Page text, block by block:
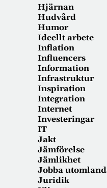
Hjärnan
Hudvård
Humor
Ideellt arbete
Inflation
Influencers
Information
Infrastruktur
Inspiration
Integration
Internet
Investeringar
IT
Jakt
Jämförelse
Jämlikhet
Jobba
Juridik